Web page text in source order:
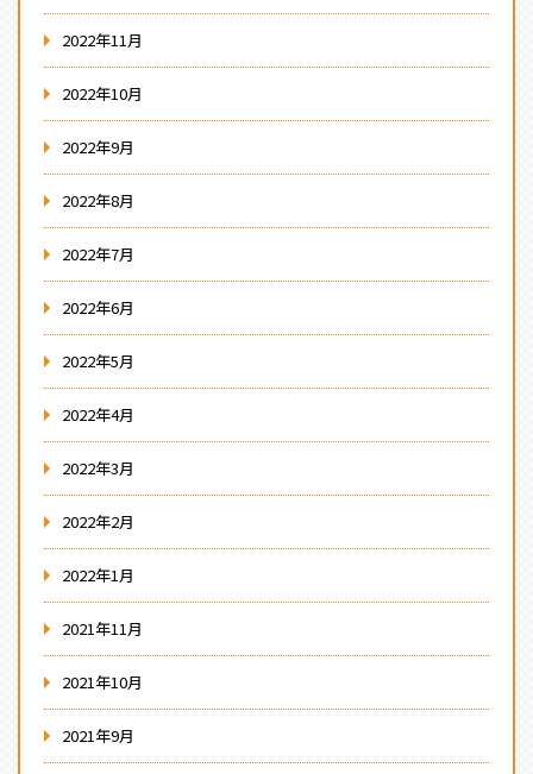
2022年11月
2022年10月
2022年9月
2022年8月
2022年7月
2022年6月
2022年5月
2022年4月
2022年3月
2022年2月
2022年1月
2021年11月
2021年10月
2021年9月